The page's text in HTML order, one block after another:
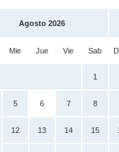
Agosto 2026
Mie Jue Vie Sab
1
5 6 7 8
12 13 14 15